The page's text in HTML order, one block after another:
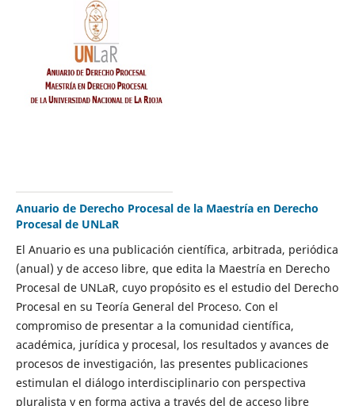
Anuario de Derecho Procesal de la Maestría en Derecho
Procesal de UNLaR
El Anuario es una publicación científica, arbitrada, periódica
(anual) y de acceso libre, que edita la Maestría en Derecho
Procesal de UNLaR, cuyo propósito es el estudio del Derecho
Procesal en su Teoría General del Proceso. Con el
compromiso de presentar a la comunidad científica,
académica, jurídica y procesal, los resultados y avances de
procesos de investigación, las presentes publicaciones
estimulan el diálogo interdisciplinario con perspectiva
pluralista y en forma activa a través del de acceso libre